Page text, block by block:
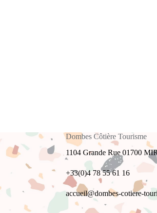
Dombes Côtière Tourisme
1104 Grande Rue 01700
+33(0)4 78 55 61 16
accueil@dombes-cotiere-